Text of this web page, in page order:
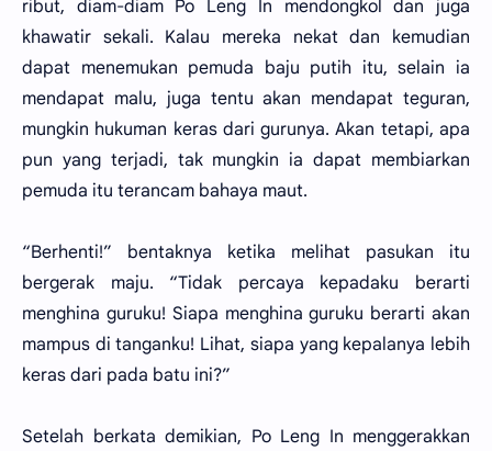
ribut, diam-diam Po Leng In mendongkol dan juga
khawatir sekali. Kalau mereka nekat dan kemudian
dapat menemukan pemuda baju putih itu, selain ia
mendapat malu, juga tentu akan mendapat teguran,
mungkin hukuman keras dari gurunya. Akan tetapi, apa
pun yang terjadi, tak mungkin ia dapat membiarkan
pemuda itu terancam bahaya maut.
“Berhenti!” bentaknya ketika melihat pasukan itu
bergerak maju. “Tidak percaya kepadaku berarti
menghina guruku! Siapa menghina guruku berarti akan
mampus di tanganku! Lihat, siapa yang kepalanya lebih
keras dari pada batu ini?”
Setelah berkata demikian, Po Leng In menggerakkan